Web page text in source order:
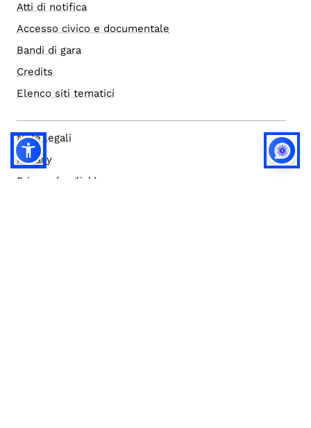
Atti di notifica
Accesso civico e documentale
Bandi di gara
Credits
Elenco siti tematici
Note legali
Privacy
Privacy (english)